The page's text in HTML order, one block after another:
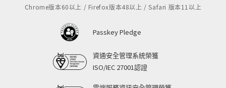
Chrome版本60以上 / Firefox版本48以上 / Safari 版本11以上
Passkey Pledge
資通安全管理系統榮獲
ISO/IEC 27001認證